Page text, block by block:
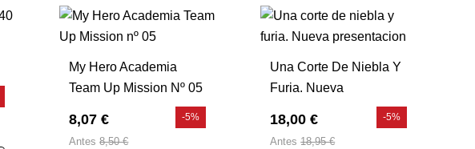
My Hero Academia
Team Up Mission Nº 05
8,07 €
Antes 8,50 €
-5%
Una Corte De Niebla Y
Furia. Nueva
18,00 €
Antes 18,95 €
-5%